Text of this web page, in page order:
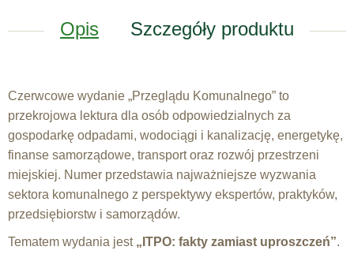
Opis Szczegóły produktu
Czerwcowe wydanie „Przeglądu Komunalnego” to
przekrojowa lektura dla osób odpowiedzialnych za
gospodarkę odpadami, wodociągi i kanalizację, energetykę,
finanse samorządowe, transport oraz rozwój przestrzeni
miejskiej. Numer przedstawia najważniejsze wyzwania
sektora komunalnego z perspektywy ekspertów, praktyków,
przedsiębiorstw i samorządów.
Tematem wydania jest „ITPO: fakty zamiast uproszczeń”.